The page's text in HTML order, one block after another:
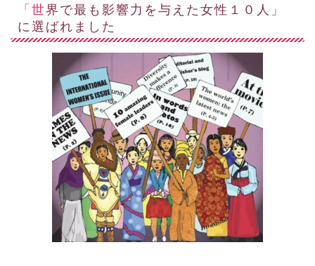
「世界で最も影響力を与えた女性１０人」
に選ばれました